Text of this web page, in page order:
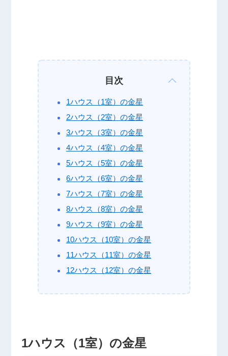
目次
1ハウス（1室）の金星
2ハウス（2室）の金星
3ハウス（3室）の金星
4ハウス（4室）の金星
5ハウス（5室）の金星
6ハウス（6室）の金星
7ハウス（7室）の金星
8ハウス（8室）の金星
9ハウス（9室）の金星
10ハウス（10室）の金星
11ハウス（11室）の金星
12ハウス（12室）の金星
1ハウス（1室）の金星